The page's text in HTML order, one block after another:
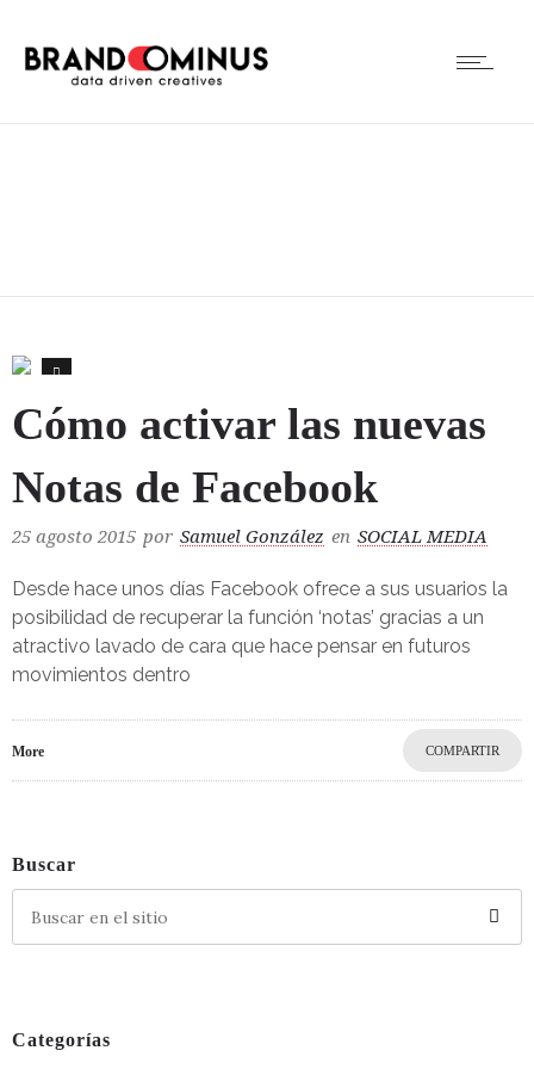
0
Cómo activar las nuevas
Notas de Facebook
25 agosto 2015 por Samuel González en SOCIAL MEDIA
Desde hace unos días Facebook ofrece a sus usuarios la
posibilidad de recuperar la función ‘notas’ gracias a un
atractivo lavado de cara que hace pensar en futuros
movimientos dentro
More COMPARTIR
Buscar
Categorías